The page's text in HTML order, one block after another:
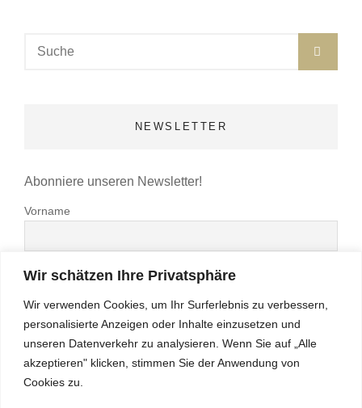
Wir schätzen Ihre Privatsphäre
Wir verwenden Cookies, um Ihr Surferlebnis zu verbessern,
personalisierte Anzeigen oder Inhalte einzusetzen und
unseren Datenverkehr zu analysieren. Wenn Sie auf „Alle
akzeptieren" klicken, stimmen Sie der Anwendung von
Cookies zu.
NEWSLETTER
Abonniere unseren Newsletter!
Vorname
E-Mail-Adresse*
Hiermit akzeptiere ich die Datenschutzbestimmungen